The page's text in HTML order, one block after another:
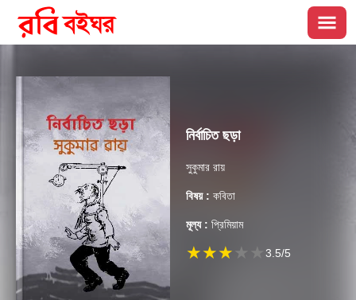
নির্বাচিত ছড়া
সুকুমার রায়
বিষয় : কবিতা
মূল্য : প্রিমিয়াম
★★★ ★ ★ 3.5/5